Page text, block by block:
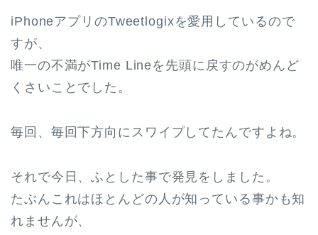
iPhoneアプリのTweetlogixを愛用しているので
すが、
唯一の不満がTime Lineを先頭に戻すのがめんど
くさいことでした。
毎回、毎回下方向にスワイプしてたんですよね。
それで今日、ふとした事で発見をしました。
たぶんこれはほとんどの人が知っている事かも知
れませんが、